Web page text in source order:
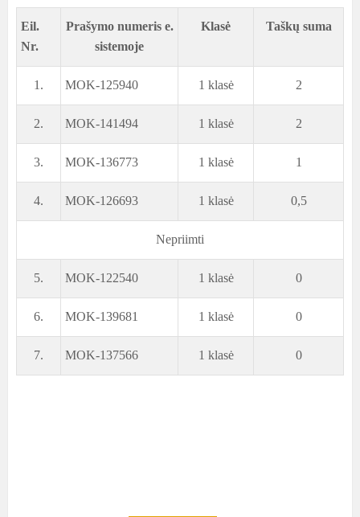
Eil.
Nr.
Prašymo numeris e.
sistemoje
Klasė Taškų suma
1. MOK-125940 1 klasė 2
2. MOK-141494 1 klasė 2
3. MOK-136773 1 klasė 1
4. MOK-126693 1 klasė 0,5
Nepriimti
5. MOK-122540 1 klasė 0
6. MOK-139681 1 klasė 0
7. MOK-137566 1 klasė 0